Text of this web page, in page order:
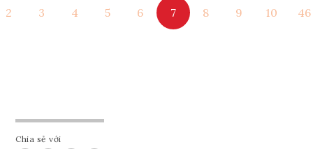
Tham vấn Interlink
2 3 4 5 6 7 8 9 10 46
Chia sẻ với